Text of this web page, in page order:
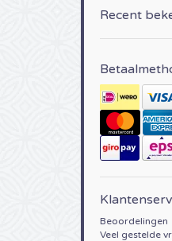
Recent
Beoordelingen
Veel gestelde